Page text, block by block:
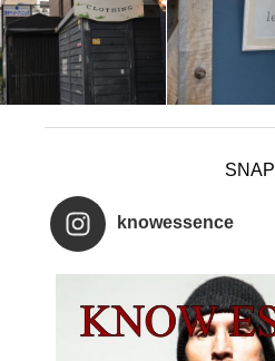
SNAP
knowessence